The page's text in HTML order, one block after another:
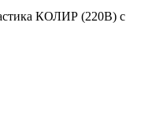
КОЛИР (220В) с